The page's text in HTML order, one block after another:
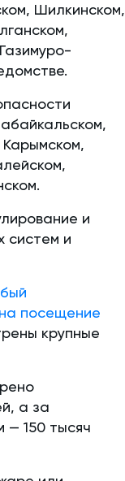
Шилкинском,
Карымском,
и
систем и
посещение
крупные
а за
— 150 тысяч